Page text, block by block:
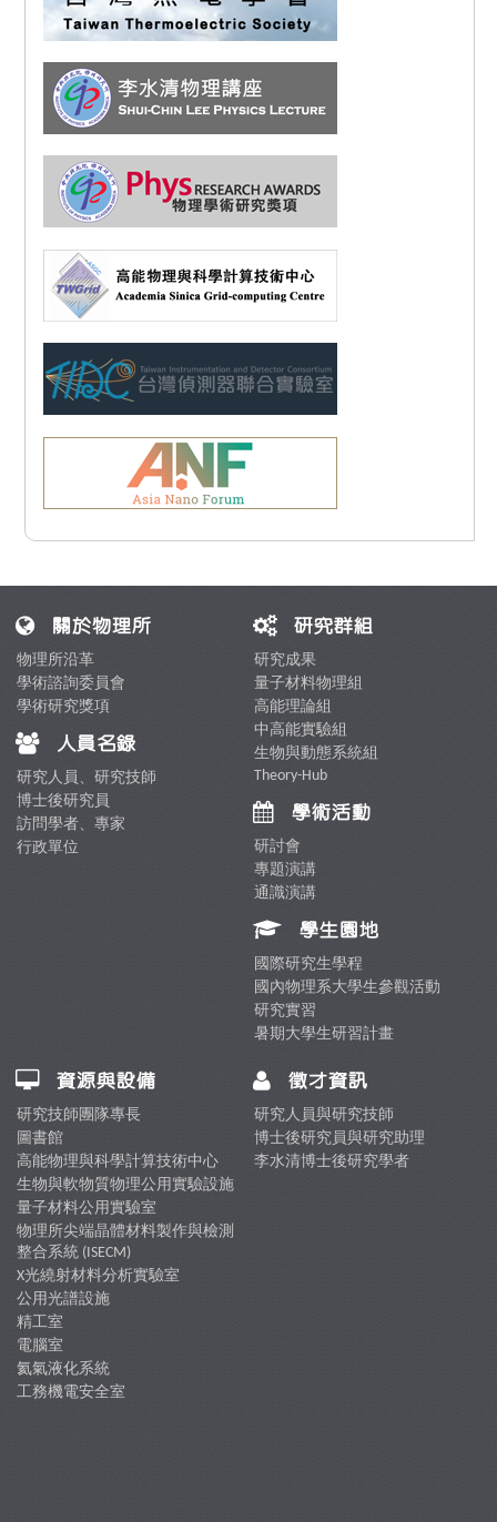
關於物理所
物理所沿革
學術諮詢委員會
學術研究獎項
人員名錄
研究人員、研究技師
博士後研究員
訪問學者、專家
行政單位
研究群組
研究成果
量子材料物理組
高能理論組
中高能實驗組
生物與動態系統組
Theory-Hub
學術活動
研討會
專題演講
通識演講
學生園地
國際研究生學程
國內物理系大學生參觀活動
研究實習
暑期大學生研習計畫
資源與設備
研究技師團隊專長
圖書館
高能物理與科學計算技術中心
生物與軟物質物理公用實驗設施
量子材料公用實驗室
物理所尖端晶體材料製作與檢測
整合系統 (ISECM)
X光繞射材料分析實驗室
公用光譜設施
精工室
電腦室
氦氣液化系統
工務機電安全室
徵才資訊
研究人員與研究技師
博士後研究員與研究助理
李水清博士後研究學者